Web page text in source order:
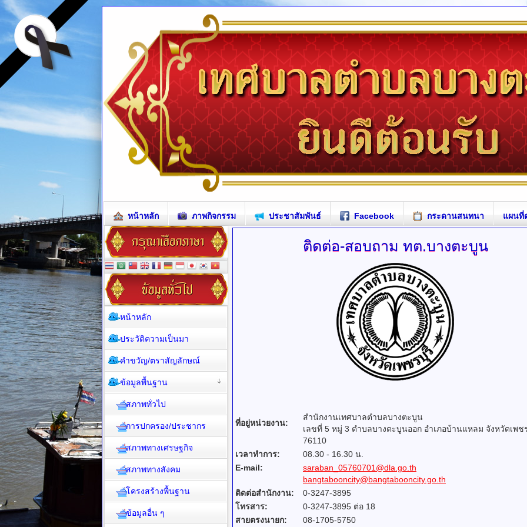
หน้าหลัก ภาพกิจกรรม ประชาสัมพันธ์ Facebook กระดานสนทนา แผนที่
ติดต่อ-สอบถาม ทต.บางตะบูน
ที่อยู่หน่วยงาน:
สำนักงานเทศบาลตำบลบางตะบูน
เลขที่ 5 หมู่ 3 ตำบลบางตะบูนออก อำเภอบ้านแหลม จังหวัดเพช
76110
เวลาทำการ:
08.30 - 16.30 น.
E-mail:
saraban_05760701@dla.go.th
bangtabooncity@bangtabooncity.go.th
ติดต่อสำนักงาน:
0-3247-3895
โทรสาร:
0-3247-3895 ต่อ 18
สายตรงนายก:
08-1705-5750
หน้าหลัก
ประวัติความเป็นมา
คำขวัญ/ตราสัญลักษณ์
ข้อมูลพื้นฐาน
สภาพทั่วไป
การปกครอง/ประชากร
สภาพทางเศรษฐกิจ
สภาพทางสังคม
โครงสร้างพื้นฐาน
ข้อมูลอื่น ๆ